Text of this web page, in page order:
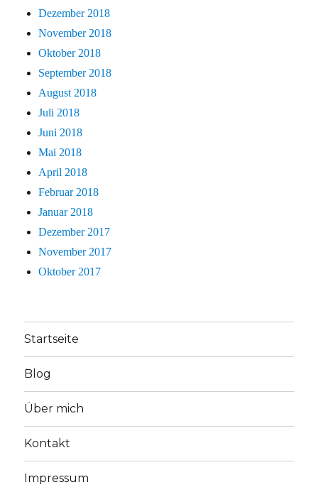
Dezember 2018
November 2018
Oktober 2018
September 2018
August 2018
Juli 2018
Juni 2018
Mai 2018
April 2018
Februar 2018
Januar 2018
Dezember 2017
November 2017
Oktober 2017
Startseite
Blog
Über mich
Kontakt
Impressum